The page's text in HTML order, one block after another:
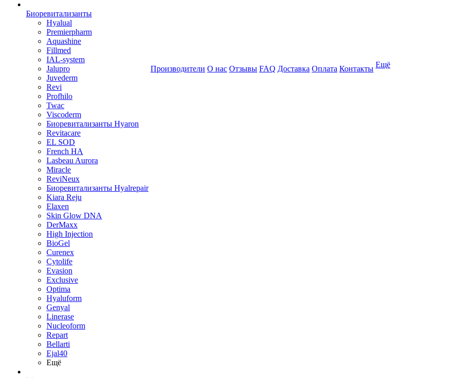
Биоревитализанты
Hyalual
Premierpharm
Aquashine
Fillmed
IAL-system
Jalupro
Juvederm
Revi
Profhilo
Twac
Viscoderm
Биоревитализанты Hyaron
Revitacare
EL SOD
French HA
Lasbeau Aurora
Miracle
ReviNeux
Биоревитализанты Hyalrepair
Kiara Reju
Elaxen
Skin Glow DNA
DerMaxx
High Injection
BioGel
Curenex
Cytolife
Evasion
Exclusive
Optima
Hyaluform
Genyal
Linerase
Nucleoform
Repart
Bellarti
Ejal40
Ещё
Производители О нас Отзывы FAQ Доставка Оплата Контакты Ещё